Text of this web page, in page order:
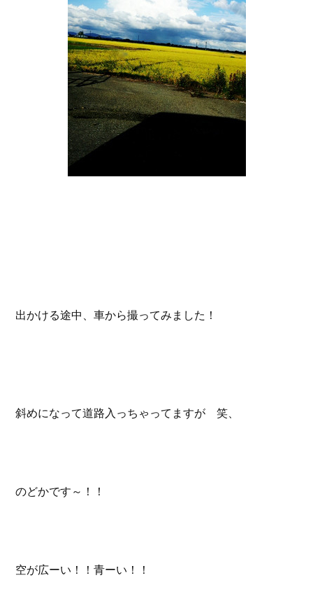
出かける途中、車から撮ってみました！
斜めになって道路入っちゃってますが 笑、
のどかです～！！
空が広ーい！！青ーい！！